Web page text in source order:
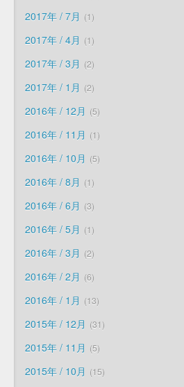
2017年 / 7月 1
2017年 / 4月 1
2017年 / 3月 2
2017年 / 1月 2
2016年 / 12月 5
2016年 / 11月 1
2016年 / 10月 5
2016年 / 8月 1
2016年 / 6月 3
2016年 / 5月 1
2016年 / 3月 2
2016年 / 2月 6
2016年 / 1月 13
2015年 / 12月 31
2015年 / 11月 5
2015年 / 10月 15